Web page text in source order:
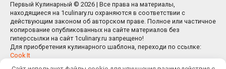
Первый Кулинарный © 2026 | Все права на материалы,
находящиеся на 1culinary.ru охраняются в соответствии с
действующим законом об авторском праве. Полное или частичное
копирование опубликованных на сайте материалов без
гиперссылки на сайт 1culinary.ru запрещено!
Для приобретения кулинарного шаблона, переходи по ссылке:
Cook It